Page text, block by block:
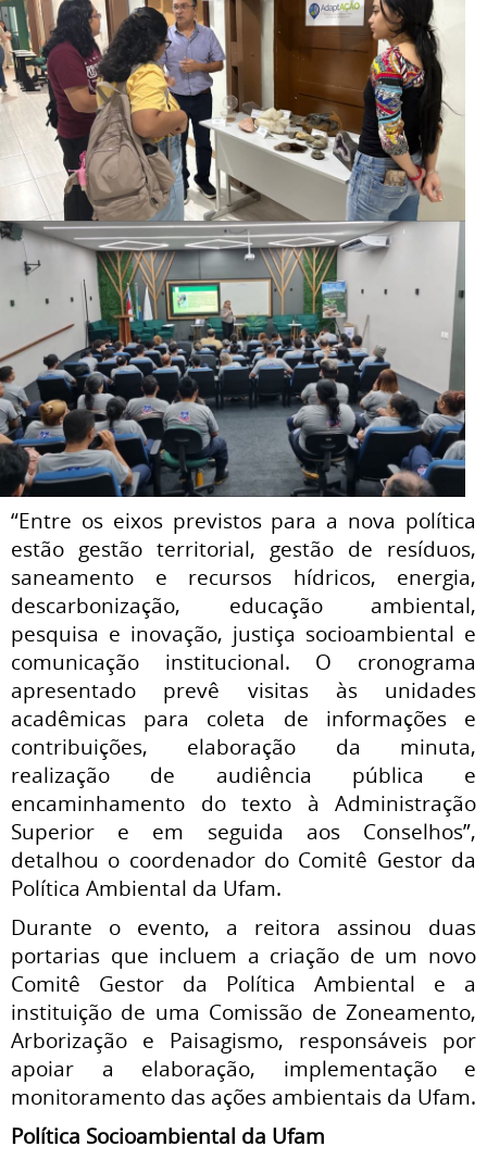
“Entre os eixos previstos para a nova política
estão gestão territorial, gestão de resíduos,
saneamento e recursos hídricos, energia,
descarbonização, educação ambiental,
pesquisa e inovação, justiça socioambiental e
comunicação institucional. O cronograma
apresentado prevê visitas às unidades
acadêmicas para coleta de informações e
contribuições, elaboração da minuta,
realização de audiência pública e
encaminhamento do texto à Administração
Superior e em seguida aos Conselhos”,
detalhou o coordenador do Comitê Gestor da
Política Ambiental da Ufam.
Durante o evento, a reitora assinou duas
portarias que incluem a criação de um novo
Comitê Gestor da Política Ambiental e a
instituição de uma Comissão de Zoneamento,
Arborização e Paisagismo, responsáveis por
apoiar a elaboração, implementação e
monitoramento das ações ambientais da Ufam.
Política Socioambiental da Ufam